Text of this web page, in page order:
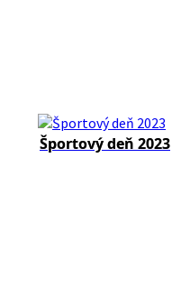
Športový deň 2023